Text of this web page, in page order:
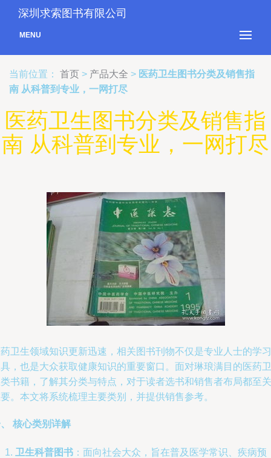
深圳求索图书有限公司
MENU
当前位置： 首页 > 产品大全 > 医药卫生图书分类及销售指
南 从科普到专业，一网打尽
医药卫生图书分类及销售指
南 从科普到专业，一网打尽
卫生领域知识更新迅速，相关图书刊物不仅是专业人士的学习
，也是大众获取健康知识的重要窗口。面对琳琅满目的医药卫
书籍，了解其分类与特点，对于读者选书和销售者布局都至关
。本文将系统梳理主要类别，并提供销售参考。
核心类别详解
卫生科普图书 ：面向社会大众，旨在普及医学常识、疾病预